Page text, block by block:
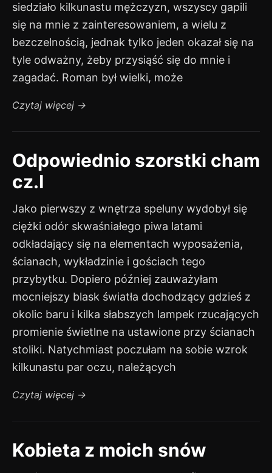
siedziało kilkunastu mężczyzn, wszyscy gapili
się na mnie z zainteresowaniem, a wielu z
bezczelnością, jednak tylko jeden okazał się na
tyle odważny, żeby przysiąść się do mnie i
zagadać. Roman był wielki, może
Czytaj więcej →
Odpowiednio szorstki cham
cz.I
Jako pierwszy z wnętrza speluny wydobył się
ciężki odór skwaśniałego piwa latami
odkładający się na elementach wyposażenia,
ścianach, wykładzinie i gościach tego
przybytku. Dopiero później zauważyłam
mocniejszy blask światła dochodzący gdzieś z
okolic baru i kilka słabszych lampek rzucających
promienie świetlne na ustawione przy ścianach
stoliki. Natychmiast poczułam na sobie wzrok
kilkunastu par oczu, należących
Czytaj więcej →
Kobieta z moich snów